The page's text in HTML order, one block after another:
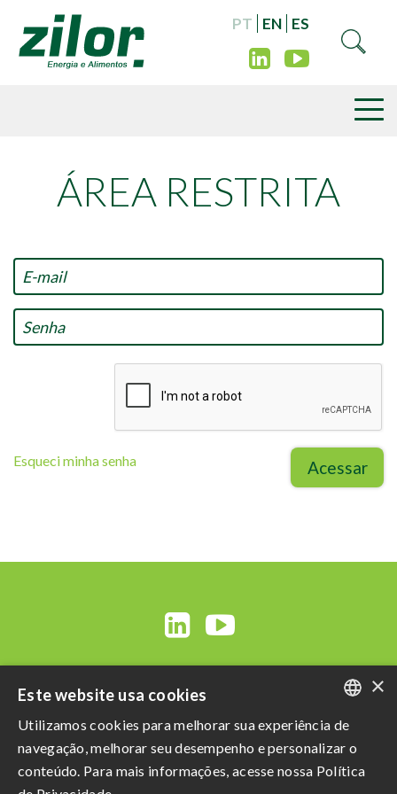
PT EN ES
ÁREA RESTRITA
Esqueci minha senha Acessar
Razão Social: Açucareira Quatá S.A
PORTUGUESE
ENGLISH
×
Este website usa cookies
Utilizamos cookies para melhorar sua experiência de
navegação, melhorar seu desempenho e personalizar o
conteúdo. Para mais informações, acesse nossa Política